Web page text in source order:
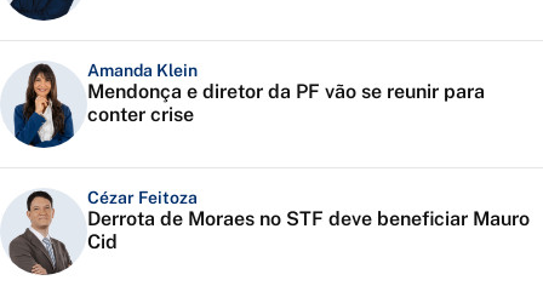
Amanda Klein
Mendonça e diretor da PF vão se reunir para
conter crise
Cézar Feitoza
Derrota de Moraes no STF deve beneficiar Mauro
Cid